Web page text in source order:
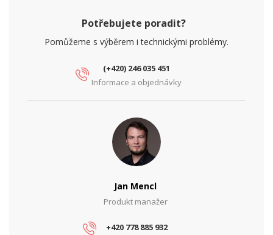
Potřebujete poradit?
Pomůžeme s výběrem i technickými problémy.
(+420) 246 035 451
Informace a objednávky
Jan Mencl
Produkt manažer
+420 778 885 932